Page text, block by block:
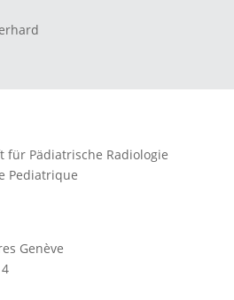
für Pädiatrische Radiologie
Pediatrique
Genève